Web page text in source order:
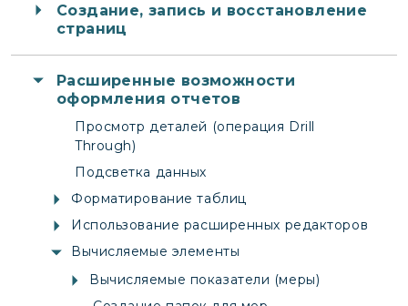
Создание, запись и восстановление
страниц
Расширенные возможности
оформления отчетов
Просмотр деталей (операция Drill
Through)
Подсветка данных
Форматирование таблиц
Использование расширенных редакторов
Вычисляемые элементы
Вычисляемые показатели (меры)